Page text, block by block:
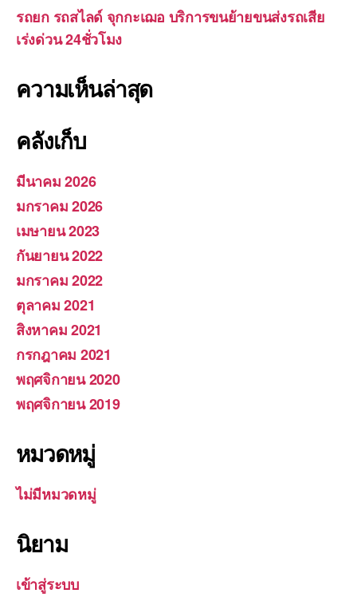
รถยก รถสไลด์ จุกกะเฌอ บริการขนย้ายขนส่งรถเสีย
เร่งด่วน 24ชั่วโมง
ความเห็นล่าสุด
คลังเก็บ
มีนาคม 2026
มกราคม 2026
เมษายน 2023
กันยายน 2022
มกราคม 2022
ตุลาคม 2021
สิงหาคม 2021
กรกฎาคม 2021
พฤศจิกายน 2020
พฤศจิกายน 2019
หมวดหมู่
ไม่มีหมวดหมู่
นิยาม
เข้าสู่ระบบ